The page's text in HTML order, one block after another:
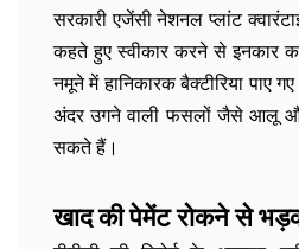
सरकारी एजेंसी नेशनल प्लांट
कहते हुए स्वीकार करने से इनकार
नमूने में हानिकारक बैक्टीरिया पाए
अंदर उगने वाली फसलों जैसे आलू
सकते हैं।
खाद की पेमेंट रोकने से